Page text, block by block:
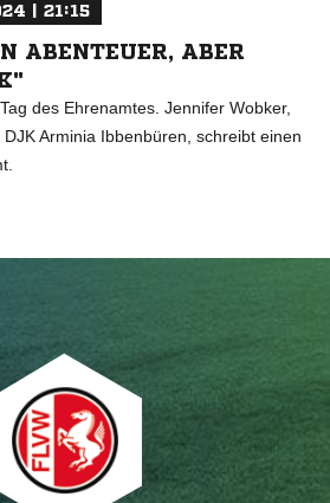
| 21:15
ABENTEUER, ABER
des Ehrenamtes. Jennifer Wobker,
Arminia Ibbenbüren, schreibt einen